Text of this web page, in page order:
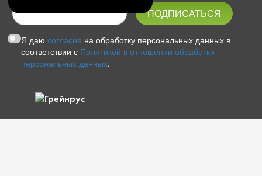
Я даюсогласие на обработку персональных данных в
соответствии с Политикой в отношении обработки
персональных данных.
ПУБЛИЧНАЯ ОФЕРТА